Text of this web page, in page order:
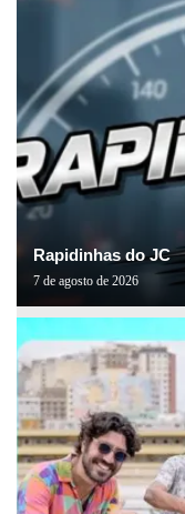
Rapidinhas do JC
7 de agosto de 2026